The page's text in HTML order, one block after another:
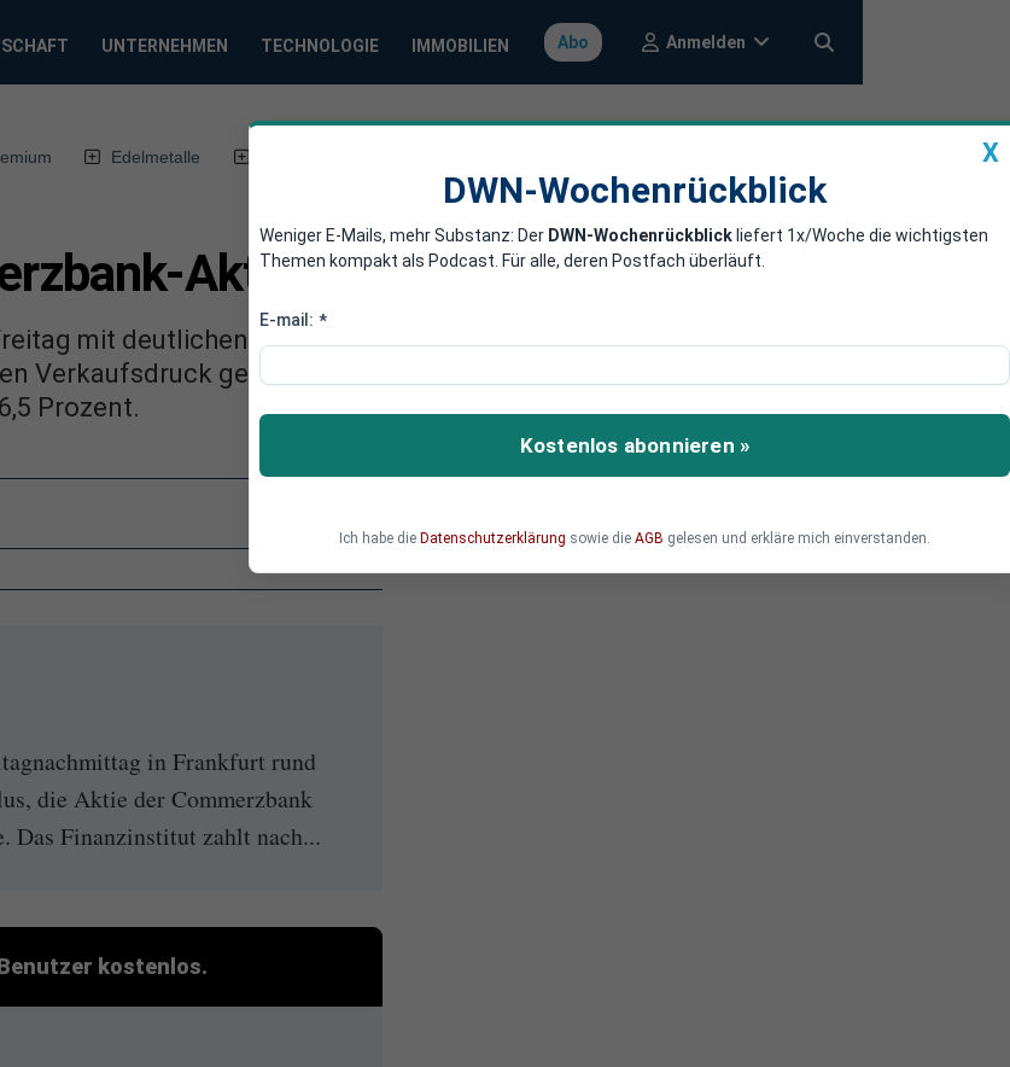
UNTERNEHMEN TECHNOLOGIE IMMOBILIEN Abo Anmelden
Edelmetalle
Aktie weiter im Höhenflug
mit deutlichen Gewinnen im Plus. Finanztitel, die in den
Verkaufsdruck gerieten, konnten stark zulegen. Die Aktie der
Prozent.
in Frankfurt rund
die Aktie der Commerzbank
Das Finanzinstitut zahlt nach...
kostenlos.
X
DWN-Wochenrückblick
Weniger E-Mails, mehr Substanz: Der DWN-Wochenrückblick liefert 1x/Woche die wichtigsten
Themen kompakt als Podcast. Für alle, deren Postfach überläuft.
E-mail: *
Kostenlos abonnieren »
Ich habe die Datenschutzerklärung sowie die AGB gelesen und erkläre mich einverstanden.